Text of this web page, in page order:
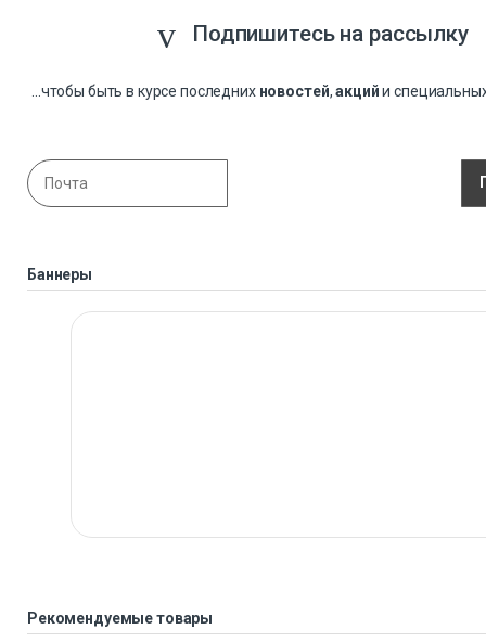
Подпишитесь на рассылку
...чтобы быть в курсе последних новостей,акцийи
Баннеры
Рекомендуемые товары